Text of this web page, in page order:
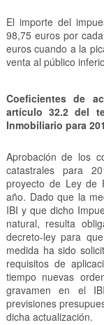
El importe del
98,75 euros por
euros cuando a la
venta al público
Coeficientes de
artículo 32.2 del
Inmobiliario para
Aprobación de los
catastrales para
proyecto de Ley de
año. Dado que la
IBI y que dicho
natural, resulta
decreto-ley para
medida ha sido
requisitos de
tiempo nuevas
gravamen en el
previsiones
dicha actualización.